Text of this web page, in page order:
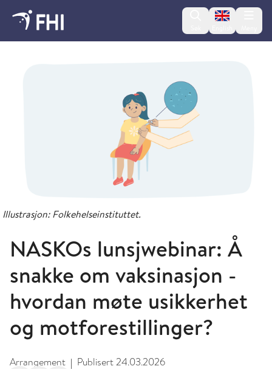
Change
Kurs og arrangementer
Illustrasjon: Folkehelseinstituttet.
NASKOs lunsjwebinar: Å
snakke om vaksinasjon -
hvordan møte usikkerhet
og motforestillinger?
Arrangement | Publisert24.03.2026